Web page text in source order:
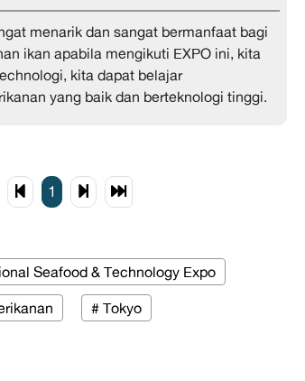
menarik dan sangat bermanfaat bagi
ikan apabila mengikuti EXPO ini, kita
kita dapat belajar
yang baik dan berteknologi tinggi.
1
Seafood & Technology Expo
# Tokyo